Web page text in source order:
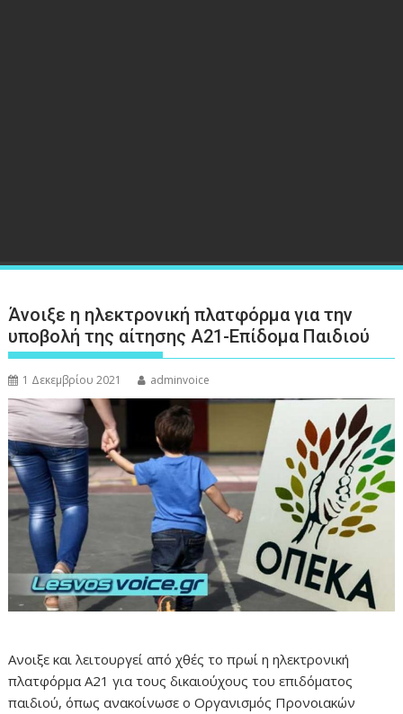
Άνοιξε η ηλεκτρονική πλατφόρμα για την
υποβολή της αίτησης Α21-Επίδομα Παιδιού
1 Δεκεμβρίου 2021 adminvoice
Ανοιξε και λειτουργεί από χθές το πρωί η ηλεκτρονική
πλατφόρμα Α21 για τους δικαιούχους του επιδόματος
παιδιού, όπως ανακοίνωσε ο Οργανισμός Προνοιακών